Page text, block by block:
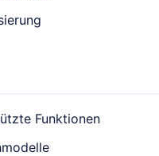
Funktionen